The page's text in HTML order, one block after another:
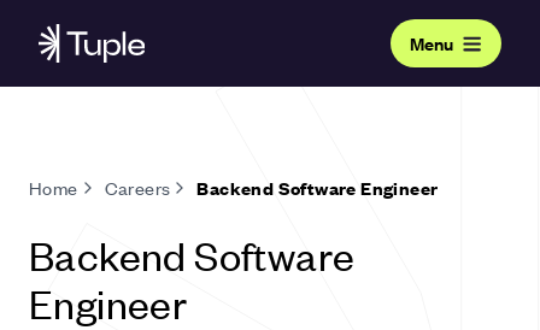
Menu
Home Careers Backend Software Engineer
Backend Software
Engineer